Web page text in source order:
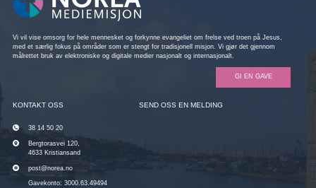
Vi vil vise omsorg for hele mennesket og forkynne evangeliet om frelse ved troen på Jesus,
med et særlig fokus på områder som er stengt for tradisjonell misjon. Vi gjør det gjennom
målrettet bruk av elektroniske og digitale medier nasjonalt og internasjonalt.
GI EN GAVE
KONTAKT OSS
38 14 50 20
Bergtorasvei 120,
4633 Kristiansand
post@norea.no
Gavekonto: 3000.63.49494
SEND OSS EN MELDING